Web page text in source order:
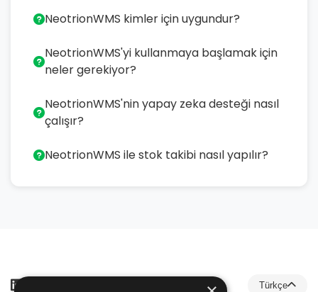
NeotrionWMS kimler için uygundur?
NeotrionWMS'yi kullanmaya başlamak için
neler gerekiyor?
NeotrionWMS'nin yapay zeka desteği nasıl
çalışır?
NeotrionWMS ile stok takibi nasıl yapılır?
Türkçe